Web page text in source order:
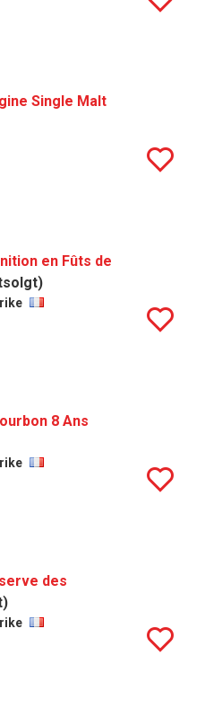
Single Malt
en Fûts de
8 Ans
des